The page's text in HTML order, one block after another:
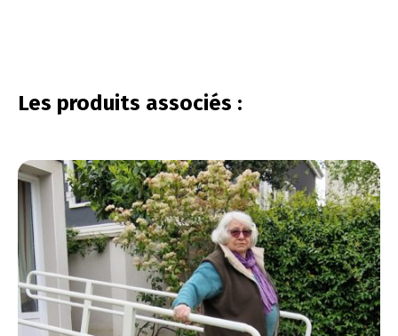
Les produits associés :